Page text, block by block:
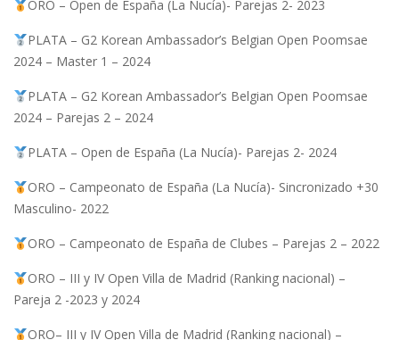
ORO – Open de España (La Nucía)- Parejas 2- 2023
PLATA – G2 Korean Ambassador’s Belgian Open Poomsae
2024 – Master 1 – 2024
PLATA – G2 Korean Ambassador’s Belgian Open Poomsae
2024 – Parejas 2 – 2024
PLATA – Open de España (La Nucía)- Parejas 2- 2024
ORO – Campeonato de España (La Nucía)- Sincronizado +30
Masculino- 2022
ORO – Campeonato de España de Clubes – Parejas 2 – 2022
ORO – III y IV Open Villa de Madrid (Ranking nacional) –
Pareja 2 -2023 y 2024
ORO– III y IV Open Villa de Madrid (Ranking nacional) –